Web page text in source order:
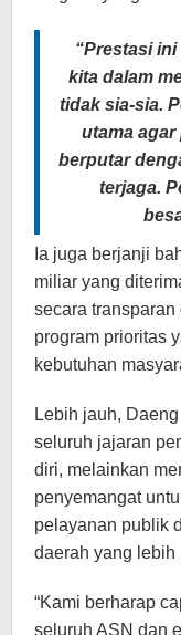
“Prestasi
kita dalam
tidak sia-sia.
utama
berputar
terjaga.
Ia juga berjanji
miliar yang
secara
program prioritas
kebutuhan
Lebih jauh,
seluruh jajaran
diri, melainkan
penyemangat
pelayanan publik
daerah yang lebih
“Kami berharap
seluruh ASN dan